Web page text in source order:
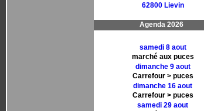
62800 Lievin
Agenda 2026
samedi 8 aout
marché aux puces
dimanche 9 aout
Carrefour > puces
dimanche 16 aout
Carrefour > puces
samedi 29 aout